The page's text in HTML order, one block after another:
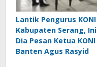
Lantik Pengurus KONI
Kabupaten Serang, Ini
Dia Pesan Ketua KONI
Banten Agus Rasyid